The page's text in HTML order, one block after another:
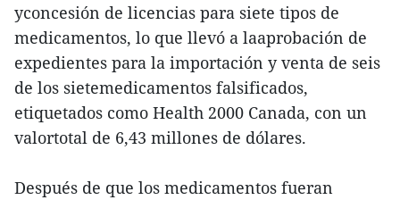
yconcesión de licencias para siete tipos de
medicamentos, lo que llevó a laaprobación de
expedientes para la importación y venta de seis
de los sietemedicamentos falsificados,
etiquetados como Health 2000 Canada, con un
valortotal de 6,43 millones de dólares.
Después de que los medicamentos fueran